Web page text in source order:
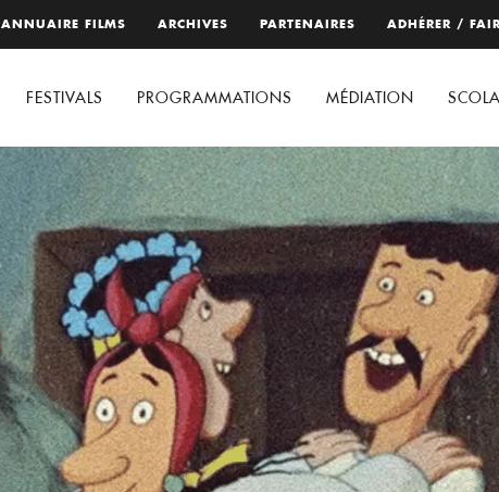
ANNUAIRE FILMS ARCHIVES PARTENAIRES ADHÉRER /
FESTIVALS PROGRAMMATIONS MÉDIATION